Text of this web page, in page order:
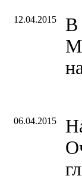
12.04.2015 В
06.04.2015